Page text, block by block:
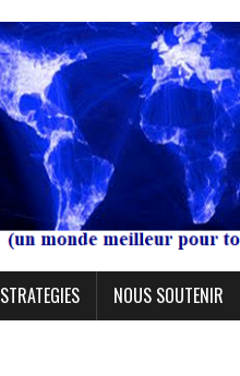
STRATEGIES NOUS SOUTENIR